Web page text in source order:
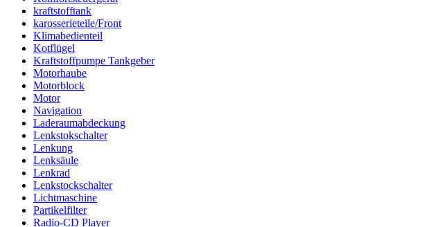
kraftstofftank
karosserieteile/Front
Klimabedienteil
Kotflügel
Kraftstoffpumpe Tankgeber
Motorhaube
Motorblock
Motor
Navigation
Laderaumabdeckung
Lenkstokschalter
Lenkung
Lenksäule
Lenkrad
Lenkstockschalter
Lichtmaschine
Partikelfilter
Radio-CD Player